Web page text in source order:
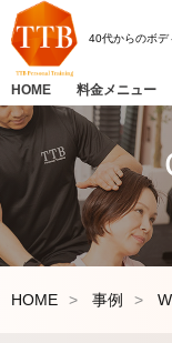
HOME 事例
40代からのボデ
HOME 料金メニュー